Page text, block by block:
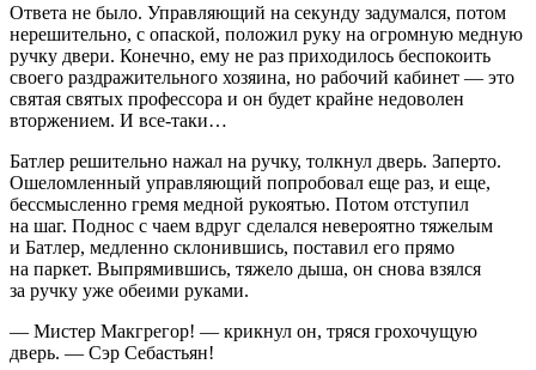
Ответа не было. Управляющий на секунду задумался, потом
нерешительно, с опаской, положил руку на огромную медную
ручку двери. Конечно, ему не раз приходилось беспокоить
своего раздражительного хозяина, но рабочий кабинет — это
святая святых профессора и он будет крайне недоволен
вторжением. И все-таки…
Батлер решительно нажал на ручку, толкнул дверь. Заперто.
Ошеломленный управляющий попробовал еще раз, и еще,
бессмысленно гремя медной рукоятью. Потом отступил
на шаг. Поднос с чаем вдруг сделался невероятно тяжелым
и Батлер, медленно склонившись, поставил его прямо
на паркет. Выпрямившись, тяжело дыша, он снова взялся
за ручку уже обеими руками.
— Мистер Макгрегор! — крикнул он, тряся грохочущую
дверь. — Сэр Себастьян!